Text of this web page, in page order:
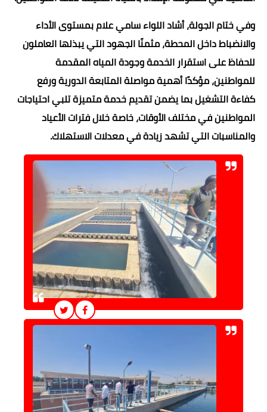
وفي ختام الجولة، أشاد اللواء سامي علام بمستوى الأداء
والانضباط داخل المحطة، مثمنًا الجهود التي يبذلها العاملون
للحفاظ على استقرار الخدمة وجودة المياه المقدمة
للمواطنين، مؤكدًا أهمية مواصلة المتابعة الدورية ورفع
كفاءة التشغيل بما يضمن تقديم خدمة متميزة تلبي احتياجات
المواطنين في مختلف الأوقات، خاصة خلال فترات الأعياد
والمناسبات التي تشهد زيادة في معدلات الاستهلاك.